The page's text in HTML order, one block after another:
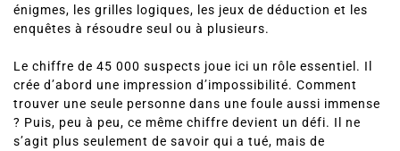
énigmes, les grilles logiques, les jeux de déduction et les
enquêtes à résoudre seul ou à plusieurs.
Le chiffre de 45 000 suspects joue ici un rôle essentiel. Il
crée d’abord une impression d’impossibilité. Comment
trouver une seule personne dans une foule aussi immense
? Puis, peu à peu, ce même chiffre devient un défi. Il ne
s’agit plus seulement de savoir qui a tué, mais de